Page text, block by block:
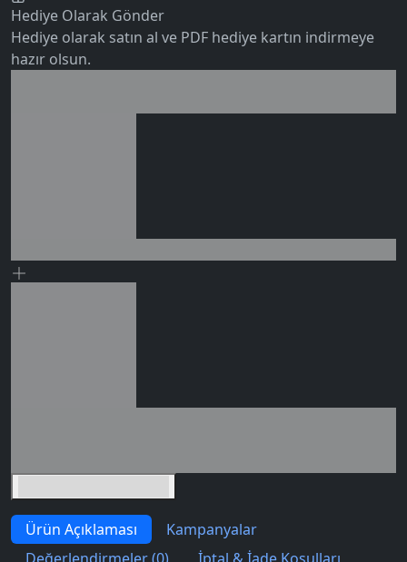
Hediye Olarak Gönder
Hediye olarak satın al ve PDF hediye kartın indirmeye
hazır olsun.
Ürün Açıklaması
Kampanyalar